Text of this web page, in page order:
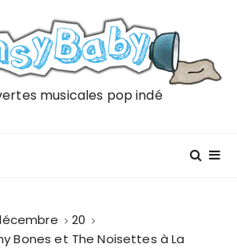
musicales pop indé
20
Bones et The Noisettes à La